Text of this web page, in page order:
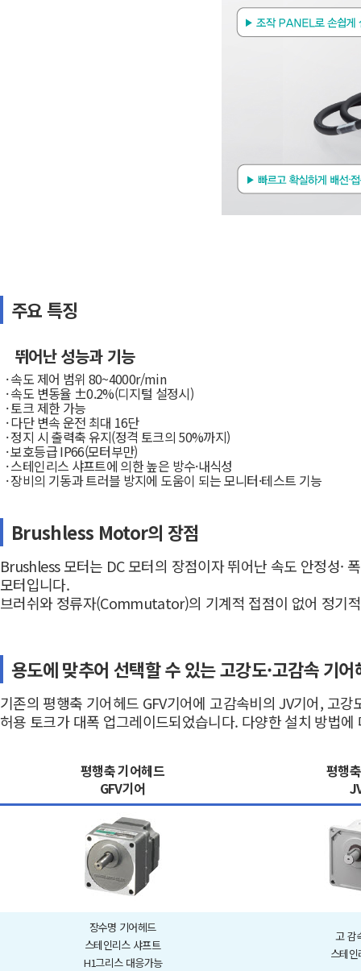
주요 특징
뛰어난 성능과 기능
· 속도 제어 범위 80~4000r/min
· 속도 변동율 ±0.2%(디지털 설정시)
· 토크 제한 가능
· 다단 변속 운전 최대 16단
· 정지 시 출력축 유지(정격 토크의 50%까지)
· 보호등급 IP66(모터부만)
· 스테인리스 샤프트에 의한 높은 방수·내식성
· 장비의 기동과 트러블 방지에 도움이 되는 모니터·테스트 기능
Brushless Motor의 장점
Brushless 모터는 DC 모터의 장점이자 뛰어난 속도 안정성·
모터입니다.
브러쉬와 정류자(Commutator)의 기계적 접점이 없어 정기
용도에 맞추어 선택할 수 있는 고강도·고감속 기어
기존의 평행축 기어헤드 GFV기어에 고감속비의 JV기어, 고
허용 토크가 대폭 업그레이드되었습니다. 다양한 설치 방법에
평행축 기어헤드
GFV기어
평행
장수명 기어헤드
스테인리스 샤프트
H1그리스 대응가능
고 감
스테